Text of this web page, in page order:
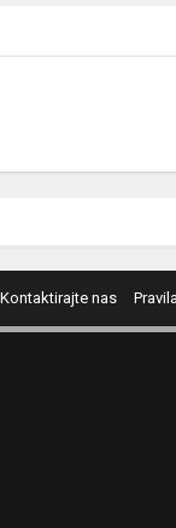
Kontaktirajte nas